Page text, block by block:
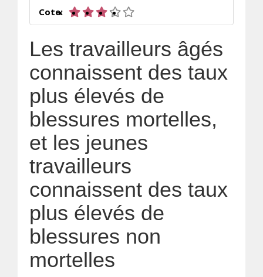
Cote:
Les travailleurs âgés
connaissent des taux
plus élevés de
blessures mortelles,
et les jeunes
travailleurs
connaissent des taux
plus élevés de
blessures non
mortelles